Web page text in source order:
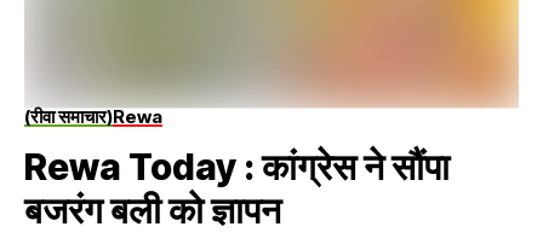
(रीवा समाचार)Rewa
Rewa Today : कांग्रेस ने सौंपा
बजरंग बली को ज्ञापन